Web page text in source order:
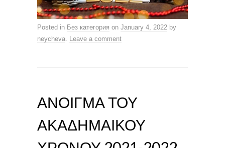
Posted in Без категория on January 4, 2022 by
neycheva Leave a comment
ΑΝΟΙΓΜΑ ΤΟΥ
ΑΚΑΔΗΜΑΙΚΟΥ